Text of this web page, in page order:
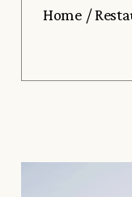
Home